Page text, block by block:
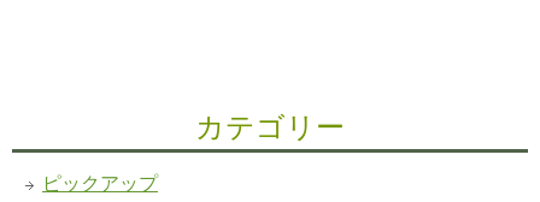
カテゴリー
ピックアップ